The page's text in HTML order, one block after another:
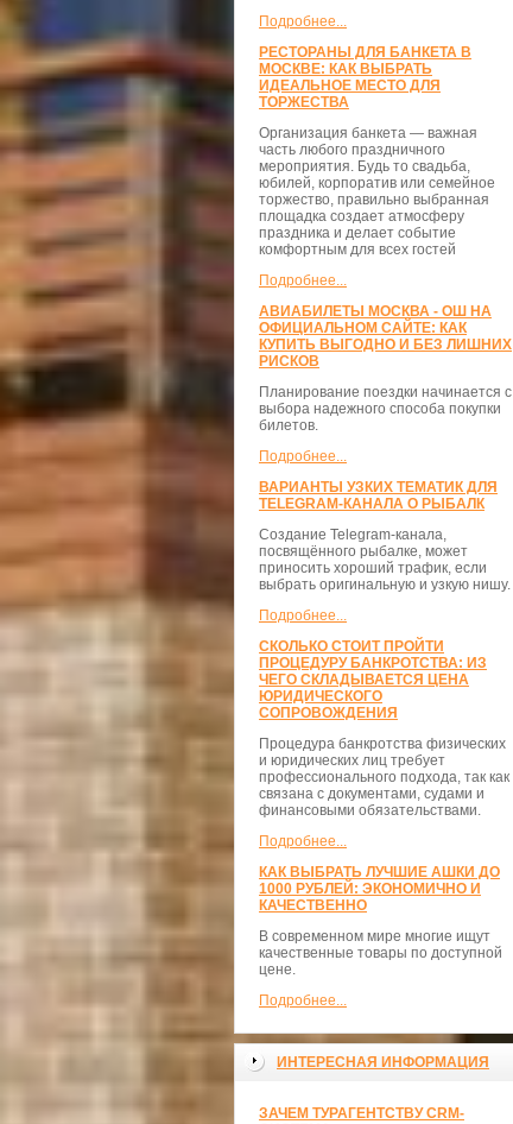
Подробнее...
РЕСТОРАНЫ ДЛЯ БАНКЕТА В
МОСКВЕ: КАК ВЫБРАТЬ
ИДЕАЛЬНОЕ МЕСТО ДЛЯ
ТОРЖЕСТВА
Организация банкета — важная
часть любого праздничного
мероприятия. Будь то свадьба,
юбилей, корпоратив или семейное
торжество, правильно выбранная
площадка создает атмосферу
праздника и делает событие
комфортным для всех гостей
Подробнее...
АВИАБИЛЕТЫ МОСКВА - ОШ НА
ОФИЦИАЛЬНОМ САЙТЕ: КАК
КУПИТЬ ВЫГОДНО И БЕЗ ЛИШНИХ
РИСКОВ
Планирование поездки начинается с
выбора надежного способа покупки
билетов.
Подробнее...
ВАРИАНТЫ УЗКИХ ТЕМАТИК ДЛЯ
TELEGRAM-КАНАЛА О РЫБАЛК
Создание Telegram-канала,
посвящённого рыбалке, может
приносить хороший трафик, если
выбрать оригинальную и узкую нишу.
Подробнее...
СКОЛЬКО СТОИТ ПРОЙТИ
ПРОЦЕДУРУ БАНКРОТСТВА: ИЗ
ЧЕГО СКЛАДЫВАЕТСЯ ЦЕНА
ЮРИДИЧЕСКОГО
СОПРОВОЖДЕНИЯ
Процедура банкротства физических
и юридических лиц требует
профессионального подхода, так как
связана с документами, судами и
финансовыми обязательствами.
Подробнее...
КАК ВЫБРАТЬ ЛУЧШИЕ АШКИ ДО
1000 РУБЛЕЙ: ЭКОНОМИЧНО И
КАЧЕСТВЕННО
В современном мире многие ищут
качественные товары по доступной
цене.
Подробнее...
ИНТЕРЕСНАЯ ИНФОРМАЦИЯ
ЗАЧЕМ ТУРАГЕНТСТВУ CRM-